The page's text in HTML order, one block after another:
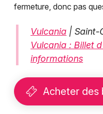
fermeture, donc pas
Vulcania | Saint-
Vulcania : Billet
informations
Acheter des